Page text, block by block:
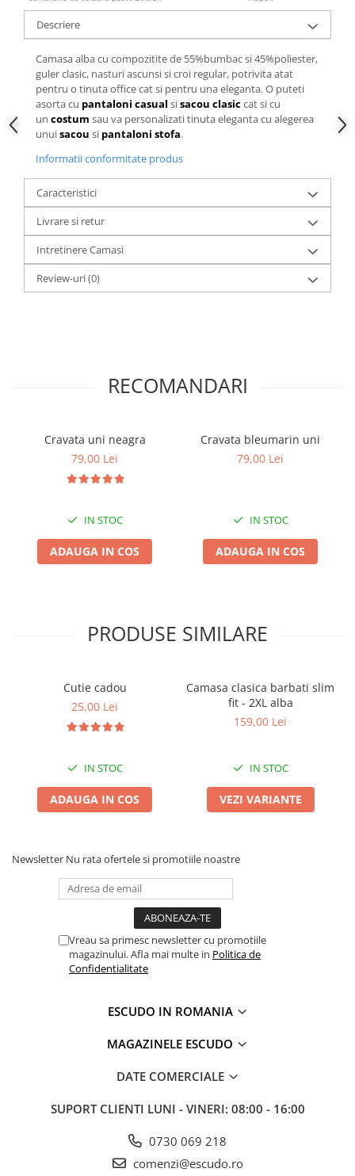
Descriere
Camasa alba cu compozitite de 55%bumbac si 45%poliester,
guler clasic, nasturi ascunsi si croi regular, potrivita atat
pentru o tinuta office cat si pentru una eleganta. O puteti
asorta cu pantaloni casual sisacou clasiccat si cu
un costum sau va personalizati tinuta eleganta cu alegerea
unuisacou si pantaloni stofa.
Informatii conformitate produs
Caracteristici
Livrare si retur
Intretinere Camasi
Review-uri(0)
RECOMANDARI
Cravata uni neagra
79,00 Lei
IN STOC
ADAUGA IN COS
Cravata bleumarin uni
79,00 Lei
IN STOC
ADAUGA IN COS
PRODUSE SIMILARE
Cutie cadou
25,00 Lei
IN STOC
ADAUGA IN COS
Camasa clasica barbati slim
fit - 2XL alba
159,00 Lei
IN STOC
VEZI VARIANTE
Newsletter Nu rata ofertele si promotiile noastre
Vreau sa primesc newsletter cu promotiile
magazinului. Afla mai multe in Politica de
Confidentialitate
ESCUDO IN ROMANIA
MAGAZINELE ESCUDO
DATE COMERCIALE
SUPORT CLIENTI LUNI - VINERI: 08:00 - 16:00
0730 069 218
comenzi@escudo.ro